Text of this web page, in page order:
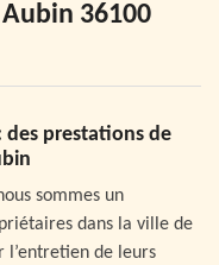
36100
des prestations de
sommes un
dans la ville de
l’entretien de leurs